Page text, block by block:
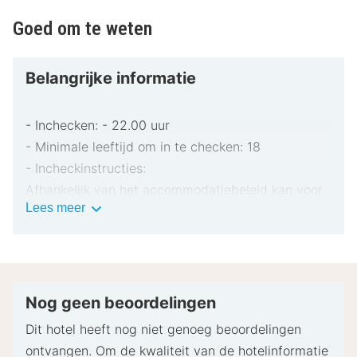
Goed om te weten
Belangrijke informatie
- Inchecken: - 22.00 uur
- Minimale leeftijd om in te checken: 18
- Incheckinstructies:
Afhankelijk van het accommodatiebeleid kan voor
extra personen een toeslag in rekening worden
pinpas of borgsom in contanten te verstrekken
Speciale verzoeken worden onder voorbehoud van
Lees meerBelangrijke
Nog geen beoordelingen
Dit hotel heeft nog niet genoeg beoordelingen
ontvangen. Om de kwaliteit van de hotelinformatie